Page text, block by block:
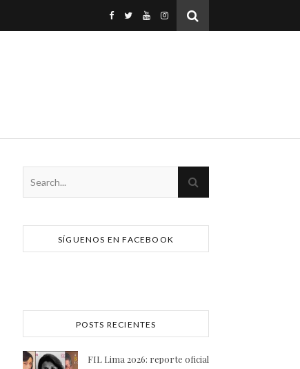
SÍGUENOS EN FACEBOOK
POSTS RECIENTES
FIL Lima 2026: reporte oficial